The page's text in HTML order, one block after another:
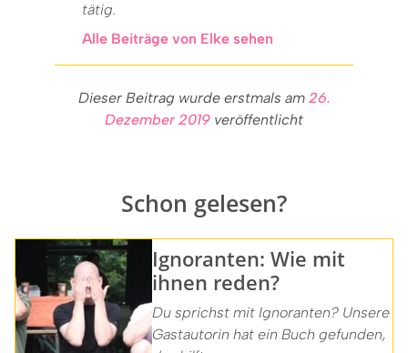
tätig.
Alle Beiträge von Elke sehen
Dieser Beitrag wurde erstmals am 26.
Dezember 2019 veröffentlicht
Schon gelesen?
Ignoranten: Wie mit
ihnen reden?
Du sprichst mit Ignoranten? Unsere
Gastautorin hat ein Buch gefunden,